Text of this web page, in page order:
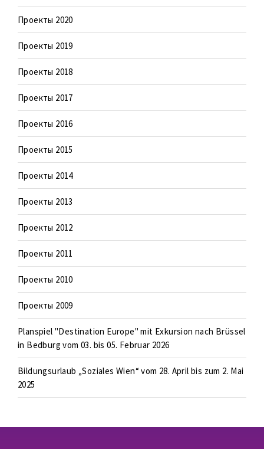
Проекты 2020
Проекты 2019
Проекты 2018
Проекты 2017
Проекты 2016
Проекты 2015
Проекты 2014
Проекты 2013
Проекты 2012
Проекты 2011
Проекты 2010
Проекты 2009
Planspiel "Destination Europe" mit Exkursion nach Brüssel
in Bedburg vom 03. bis 05. Februar 2026
Bildungsurlaub „Soziales Wien“ vom 28. April bis zum 2. Mai
2025